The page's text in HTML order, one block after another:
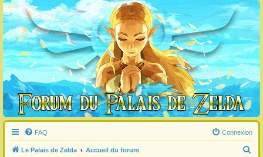
FAQ Connexion
Le Palais de Zelda Accueil du forum